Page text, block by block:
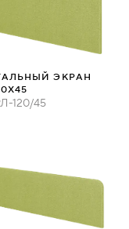
ЭКРАН
120/45